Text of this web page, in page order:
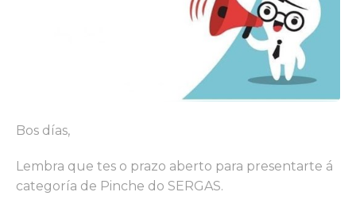
Bos días,
Lembra que tes o prazo aberto para presentarte á
categoría de Pinche do SERGAS.